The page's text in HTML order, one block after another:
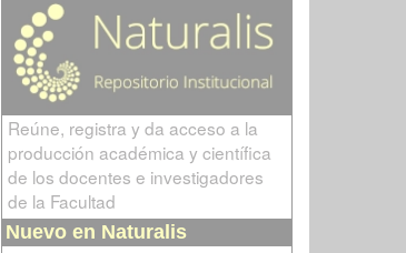
Reúne, registra y da acceso a la
producción académica y científica
de los docentes e investigadores
de la Facultad
Nuevo en Naturalis